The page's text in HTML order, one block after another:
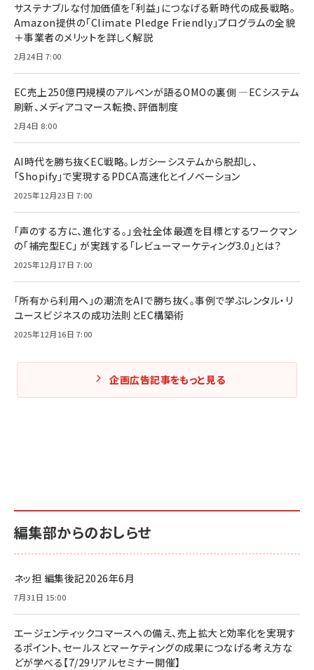
サステナブルな付加価値を「利益」につなげる新時代の成長戦略。
Amazon提供の「Climate Pledge Friendly」プログラムの全貌
＋事業者のメリットを詳しく解説
2月24日 7:00
EC売上250億円規模のアルペンが語るOMOの裏側 ―ECシステム
刷新、メディアコマース転換、評価制度
2月4日 8:00
AI時代を勝ち抜くEC戦略。レガシーシステムから脱却し、
「Shopify」で実現するPDCA高速化とイノベーション
2025年12月23日 7:00
「声のする方に、進化する。」会社全体最適を目標とするワークマン
の「補完型EC」 が実践する「レビューマーケティング3.0」とは？
2025年12月17日 7:00
「所有から利用へ」の潮流をAIで勝ち抜く。事例で学ぶレンタル・リ
ユースビジネスの成功法則とEC構築術
2025年12月16日 7:00
企画広告記事をもっと見る
編集部からのおしらせ
ネッ担 編集後記2026年6月
7月31日 15:00
エージェンティックコマースへの備え、売上拡大と効率化を実現す
るポイント、セールスとマーケティングの成果につなげる考え方な
どが学べる【7/29リアルセミナー開催】